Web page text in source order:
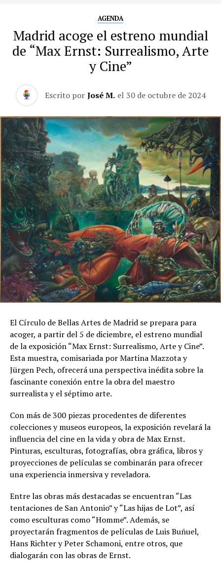
AGENDA
Madrid acoge el estreno mundial
de “Max Ernst: Surrealismo, Arte
y Cine”
Escrito por José M. el 30 de octubre de 2024
El Círculo de Bellas Artes de Madrid se prepara para
acoger, a partir del 5 de diciembre, el estreno mundial
de la exposición “Max Ernst: Surrealismo, Arte y Cine”.
Esta muestra, comisariada por Martina Mazzota y
Jürgen Pech, ofrecerá una perspectiva inédita sobre la
fascinante conexión entre la obra del maestro
surrealista y el séptimo arte.
Con más de 300 piezas procedentes de diferentes
colecciones y museos europeos, la exposición revelará la
influencia del cine en la vida y obra de Max Ernst.
Pinturas, esculturas, fotografías, obra gráfica, libros y
proyecciones de películas se combinarán para ofrecer
una experiencia inmersiva y reveladora.
Entre las obras más destacadas se encuentran “Las
tentaciones de San Antonio” y “Las hijas de Lot”, así
como esculturas como “Homme”. Además, se
proyectarán fragmentos de películas de Luis Buñuel,
Hans Richter y Peter Schamoni, entre otros, que
dialogarán con las obras de Ernst.